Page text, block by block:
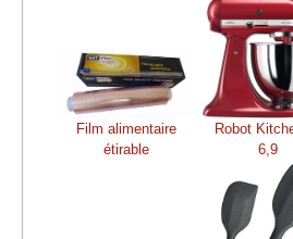
Film alimentaire
étirable
Robot
6,9